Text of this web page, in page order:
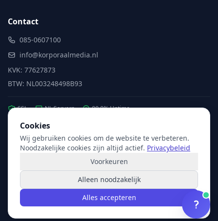
Contact
085-0607100
info@korporaalmedia.nl
KVK: 77627873
BTW: NL003248498B93
SSL NL Servers 99.9% Uptime
Partner van: Microsoft·X2com Hikvision
© 2026 Korporaal Media. Alle rechten voorbehouden.
PrivacyVoorwaarden
Cookies
Wij gebruiken cookies om de website te verbeteren.
Noodzakelijke cookies zijn altijd actief. Privacybeleid
Voorkeuren
Alleen noodzakelijk
Alles accepteren